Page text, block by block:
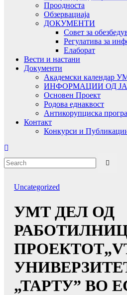
Проодноста
Обзервациаја
ДОКУМЕНТИ
Совет за
Регулатива за
Елаборат
Вести и настани
Документи
Академски календар
ИНФОРМАЦИИ ОД
Основен Проект
Родова еднаквост
Антикорупциска
Контакт
Конкурси и
Uncategorized
УМТ ДЕЛ ОД
„ТАРТУ” ВО